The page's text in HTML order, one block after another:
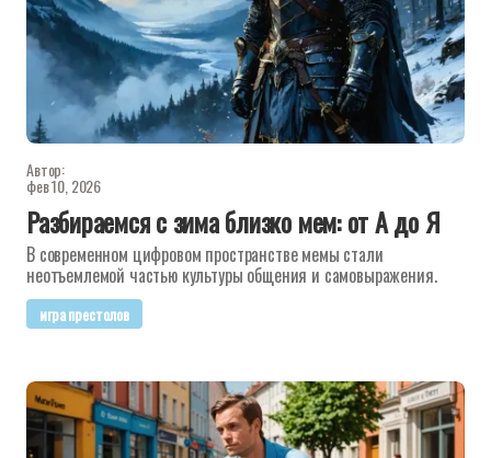
Автор:
фев 10, 2026
Разбираемся с зима близко мем: от А до Я
В современном цифровом пространстве мемы стали
неотъемлемой частью культуры общения и самовыражения.
игра престолов